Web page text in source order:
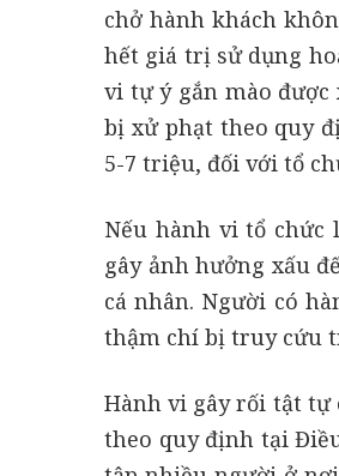
chở hành khách
hết giá trị sử dụng
vi tự ý gắn mào được
bị xử phạt theo quy
5-7 triệu, đối với tổ
Nếu hành vi tổ chức
gây ảnh hưởng xấu
cá nhân. Người có
thậm chí bị truy cứu
Hành vi gây rối tật tự
theo quy định tại